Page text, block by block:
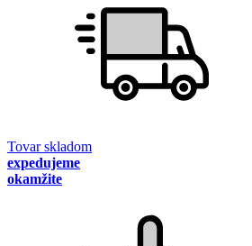
Tovar skladom
expedujeme
okamžite